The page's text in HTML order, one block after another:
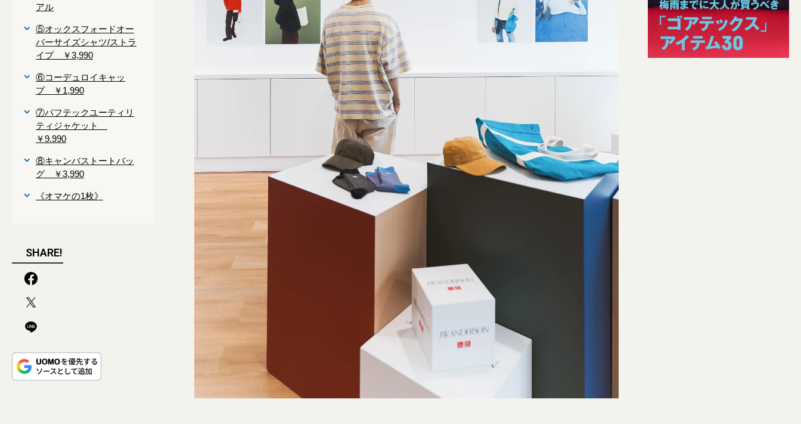
アル
⑤オックスフォードオー
バーサイズシャツ/ストラ
イプ ￥3,990
⑥コーデュロイキャッ
プ ￥1,990
⑦パフテックユーティリ
ティジャケット
￥9.990
⑧キャンバストートバッ
グ ￥3,990
《オマケの1枚》
SHARE!